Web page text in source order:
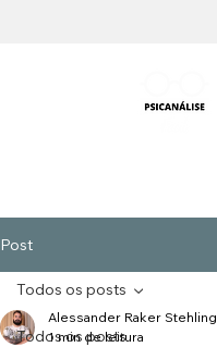
Post
Todos os posts
Todos os posts
Alessander Raker Stehling
1 min de leitura